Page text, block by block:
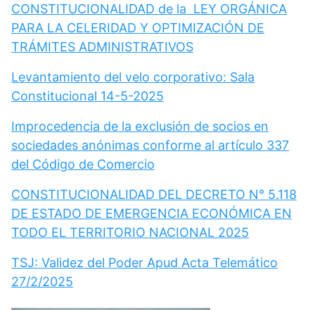
CONSTITUCIONALIDAD de la LEY ORGÁNICA
PARA LA CELERIDAD Y OPTIMIZACIÓN DE
TRÁMITES ADMINISTRATIVOS
Levantamiento del velo corporativo: Sala
Constitucional 14-5-2025
Improcedencia de la exclusión de socios en
sociedades anónimas conforme al artículo 337
del Código de Comercio
CONSTITUCIONALIDAD DEL DECRETO N° 5.118
DE ESTADO DE EMERGENCIA ECONÓMICA EN
TODO EL TERRITORIO NACIONAL 2025
TSJ: Validez del Poder Apud Acta Telemático
27/2/2025